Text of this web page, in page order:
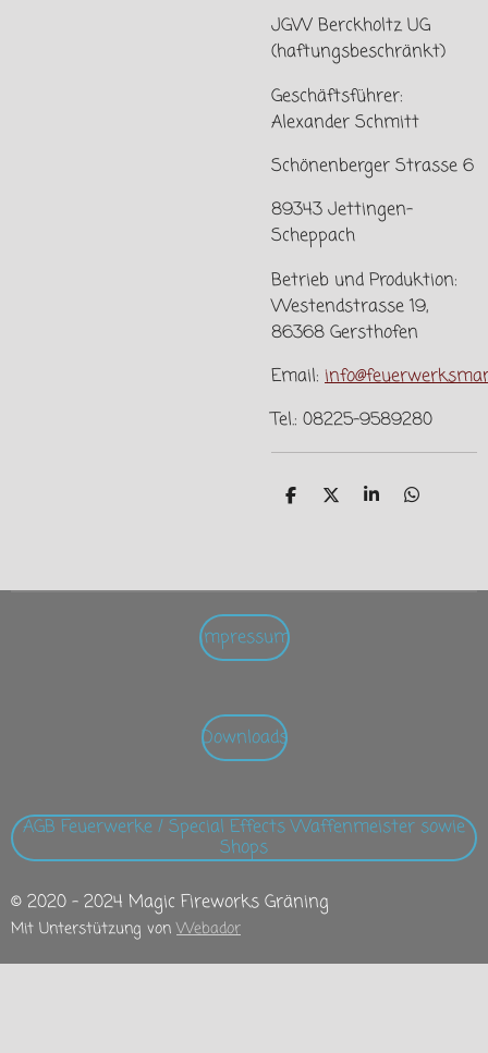
JGW Berckholtz UG
(haftungsbeschränkt)
Geschäftsführer:
Alexander Schmitt
Schönenberger Strasse 6
89343 Jettingen-
Scheppach
Betrieb und Produktion:
Westendstrasse 19,
86368 Gersthofen
Email:
Tel.: 08225-9589280
T
n
T
n
T
n
T
n
Impressum
Downloads
AGB Feuerwerke / Special Effects Waffenmeister sowie
Shops
© 2020 - 2024 Magic Fireworks Gräning
Mit Unterstützung vonWebador